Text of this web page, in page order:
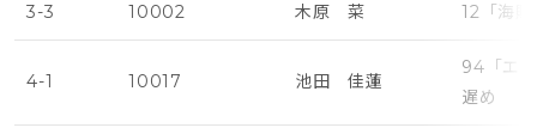
3-3 10002 木原 菜 12「海
4-1 10017 池田 佳蓮
94「エ
遅め